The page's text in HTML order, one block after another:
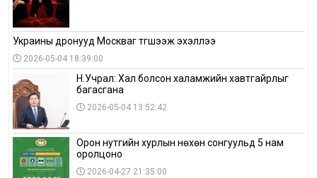
Украины дронууд Москваг түгшээж эхэллээ
2026-05-04 18:39:00
Н.Учрал: Хал болсон халамжийн хавтгайрлыг
багасгана
2026-05-04 13:52:42
Орон нутгийн хурлын нөхөн сонгуульд 5 нам
оролцоно
2026-04-27 21:35:00